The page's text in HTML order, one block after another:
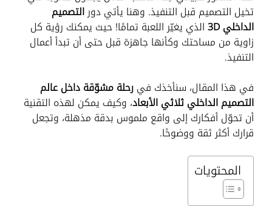
تخيل التصميم قبل التنفيذ. وهنا يأتي دورالتصميم
الداخلي 3D
الذي يغيّر اللعبة تمامًا! حيث يمكنك رؤية كل
زاوية من مساحتك وكأنها جاهزة قبل حتى أن تبدأ أعمال
التنفيذ.
في هذا المقال، سنأخذك فيرحلة مشوّقة داخل عالم
التصميم الداخلي ثلاثي الأبعاد، وكيف يمكن لهذه التقنية
أن تحوّل أفكارك إلى واقع ملموس بدقة مذهلة، وتجعل
قرارك أكثر ثقة ووضوحًا.
المحتويات